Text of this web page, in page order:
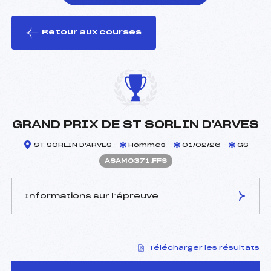
le ski
Retour aux courses
GRAND PRIX DE ST SORLIN D'ARVES
ST SORLIN D'ARVES Hommes 01/02/26 GS
ASAM0371.FFS
Informations sur l’épreuve
HOUEL PHILIPPE (SA)
Arbitre :
HUSTACHE FLORIANE
Télécharger les résultats